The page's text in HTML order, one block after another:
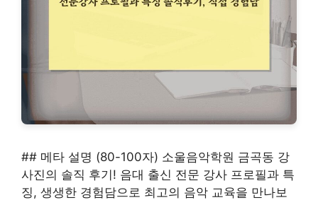
## 메타 설명 (80-100자) 소울음악학원 금곡동 강
사진의 솔직 후기! 음대 출신 전문 강사 프로필과 특
징, 생생한 경험담으로 최고의 음악 교육을 만나보